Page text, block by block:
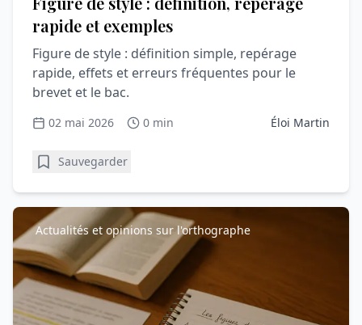
rapide et exemples
Figure de style : définition simple, repérage
rapide, effets et erreurs fréquentes pour le
brevet et le bac.
02 mai 2026 0 min Éloi Martin
Sauvegarder
Actualités et opinions sur l'orthographe